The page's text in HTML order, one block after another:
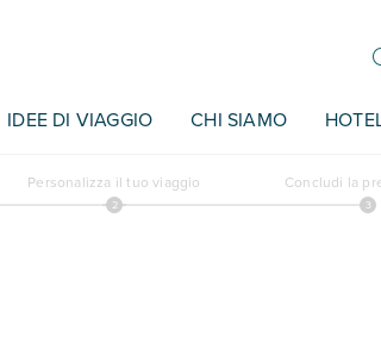
IDEE DI VIAGGIO CHI SIAMO
Personalizza il tuo viaggio Concludi la